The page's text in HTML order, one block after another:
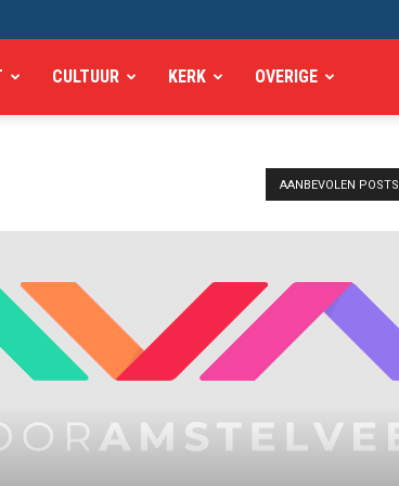
CULTUUR KERK OVERIGE
AANBEVOLEN POSTS